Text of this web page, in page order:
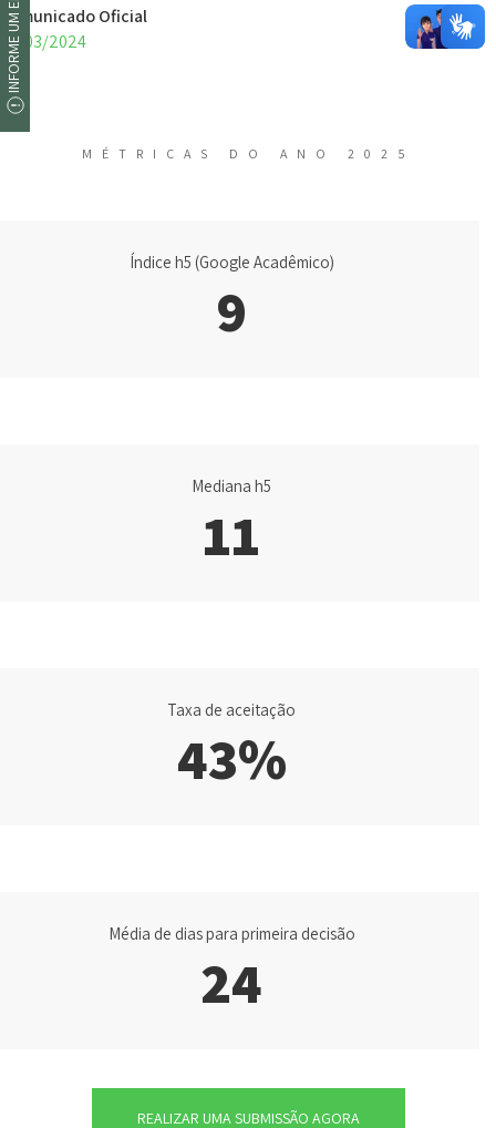
Comunicado Oficial
21/03/2024
MÉTRICAS DO ANO 2025
Índice h5 (Google Acadêmico)
9
Mediana h5
11
Taxa de aceitação
43%
Média de dias para primeira decisão
24
REALIZAR UMA SUBMISSÃO AGORA
INFORME UM ERRO